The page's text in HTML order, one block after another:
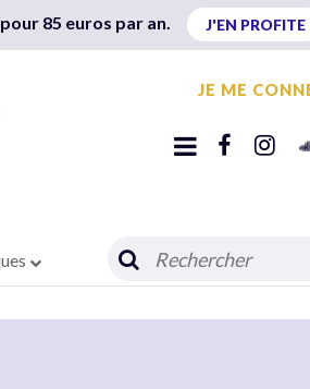
85 euros par an. J'EN PROFITE
JE ME